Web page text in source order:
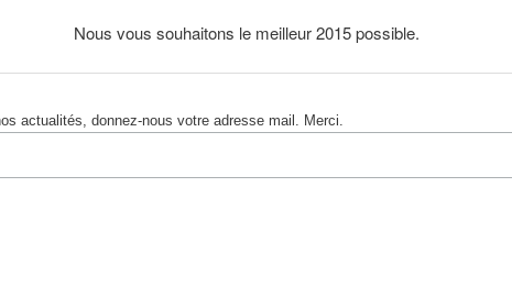
Nous vous souhaitons le meilleur 2015 possible.
actualités, donnez-nous votre adresse mail. Merci.